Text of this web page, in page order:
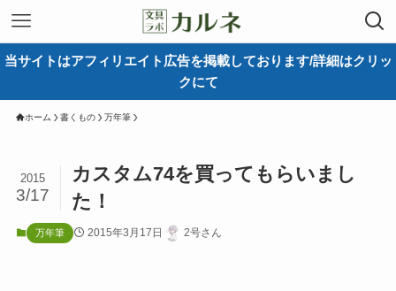
当サイトはアフィリエイト広告を掲載しております/詳細はクリッ
クにて
ホーム 書くもの 万年筆
カスタム74を買ってもらいまし
た！
2015
3/17
万年筆 2015年3月17日 2号さん